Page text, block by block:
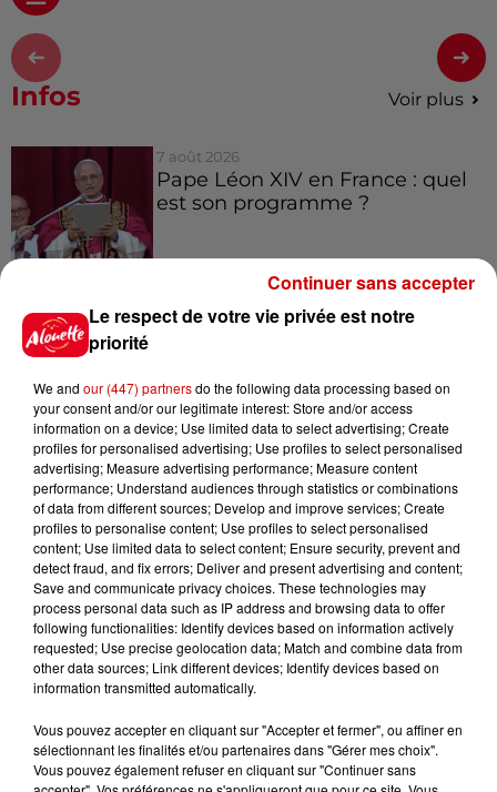
Infos Voir plus
7 août 2026
Pape Léon XIV en France : quel
est son programme ?
Limoges : un bébé d'un mois
7 août 2026
Éclipse solaire : découvrez les
meilleurs spots d'observation
du...
7 août 2026
À LA UNE : professeur
condamné, repreneurs pour
Duralex et la...
Le respect de votre vie privée est notre
priorité
We and our (447) partnersdo the following data processing based on
your consent and/or our legitimate interest: Store and/or access
information on a device; Use limited data to select advertising; Create
profiles for personalised advertising; Use profiles to select personalised
advertising; Measure advertising performance; Measure content
performance; Understand audiences through statistics or combinations
of data from different sources; Develop and improve services; Create
profiles to personalise content; Use profiles to select personalised
content; Use limited data to select content; Ensure security, prevent and
detect fraud, and fix errors; Deliver and present advertising and content;
Save and communicate privacy choices. These technologies may
process personal data such as IP address and browsing data to offer
following functionalities: Identify devices based on information actively
requested; Use precise geolocation data; Match and combine data from
other data sources; Link different devices; Identify devices based on
information transmitted automatically.
Vous pouvez accepter en cliquant sur "Accepter et fermer", ou affiner en
sélectionnant les finalités et/ou partenaires dans "Gérer mes choix".
Vous pouvez également refuser en cliquant sur "Continuer sans
Continuer sans accepter